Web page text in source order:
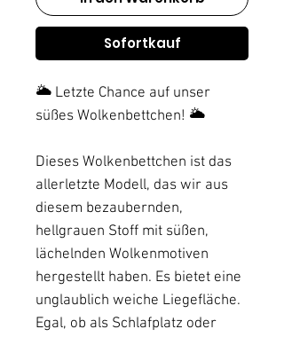
Sofortkauf
🌥️ Letzte Chance auf unser
süßes Wolkenbettchen! 🌥️
Dieses Wolkenbettchen ist das
allerletzte Modell, das wir aus
diesem bezaubernden,
hellgrauen Stoff mit süßen,
lächelnden Wolkenmotiven
hergestellt haben. Es bietet eine
unglaublich weiche Liegefläche.
Egal, ob als Schlafplatz oder